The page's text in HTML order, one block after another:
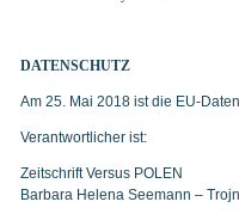
DATENSCHUTZ
Am 25. Mai 2018 ist die EU-
Verantwortlicher ist:
Zeitschrift Versus POLEN
Barbara Helena Seemann –